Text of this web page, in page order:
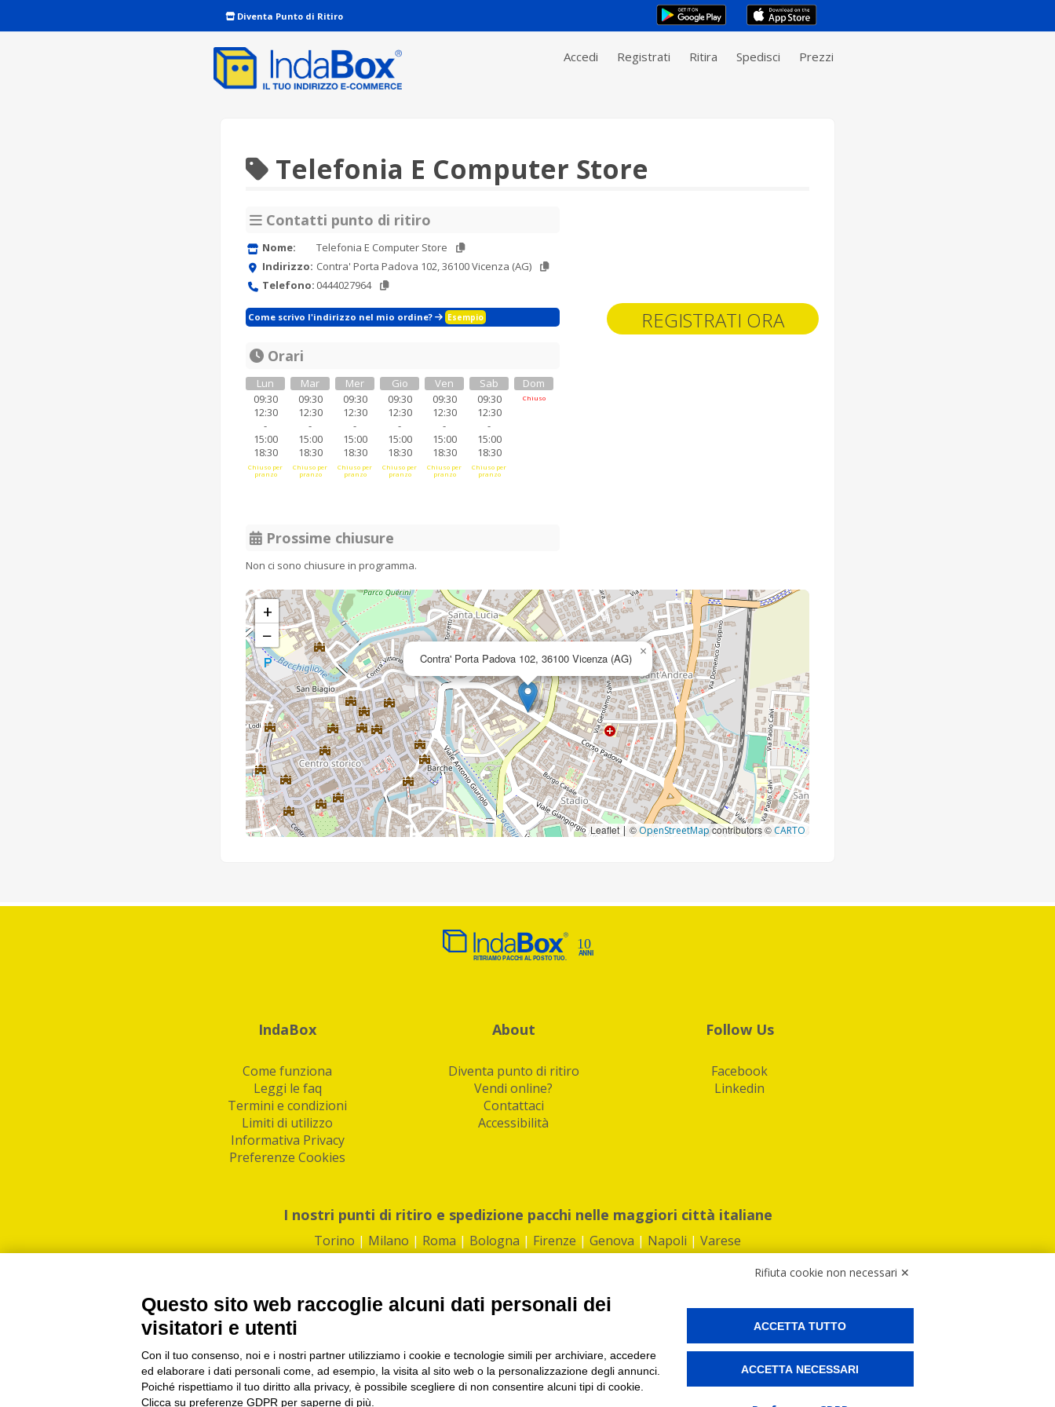
Diventa Punto di Ritiro
Accedi Registrati Ritira Spedisci Prezzi
REGISTRATI ORA
Telefonia E Computer Store
Contatti punto di ritiro
Nome:
Telefonia E Computer Store
Indirizzo: Contra' Porta Padova 102, 36100 Vicenza (AG)
Telefono: 0444027964
Come scrivo l'indirizzo nel mio ordine? Esempio
Orari
Lun
09:30
12:30
-
15:00
18:30
Chiuso per
pranzo
Mar
09:30
12:30
-
15:00
18:30
Chiuso per
pranzo
Mer
09:30
12:30
-
15:00
18:30
Chiuso per
pranzo
Gio
09:30
12:30
-
15:00
18:30
Chiuso per
pranzo
Ven
09:30
12:30
-
15:00
18:30
Chiuso per
pranzo
Sab
09:30
12:30
-
15:00
18:30
Chiuso per
pranzo
Dom
Chiuso
Prossime chiusure
Non ci sono chiusure in programma.
Contra' Porta Padova 102, 36100 Vicenza (AG) ×
+
−
Leaflet | ©OpenStreetMapcontributors ©CARTO
IndaBox
Come funziona
Leggi le faq
Termini e condizioni
Limiti di utilizzo
Informativa Privacy
Preferenze Cookies
About
Diventa punto di ritiro
Vendi online?
Contattaci
Accessibilità
Follow Us
Facebook
Linkedin
I nostri punti di ritiro e spedizione pacchi nelle maggiori città italiane
Torino | Milano | Roma | Bologna | Firenze | Genova | Napoli | Varese
PI/CF/N°Iscr.: 10821360012 | REA: RM 1494760 | Cap.Soc.: 50.000€ |Whistleblowing|Privacy|Preferenze Cookies
IndaBox | Oltre 11.500 punti di ritiro tra Bar, Tabaccai, Edicole e Kipoint per ritirare i tuoi acquisti online e spedire i tuoi pacchi.
Rifiuta cookie non necessari ✕
Questo sito web raccoglie alcuni dati personali dei
visitatori e utenti
Con il tuo consenso, noi e i nostri partner utilizziamo i cookie e tecnologie simili per archiviare, accedere
ed elaborare i dati personali come, ad esempio, la visita al sito web o la personalizzazione degli annunci.
Poiché rispettiamo il tuo diritto alla privacy, è possibile scegliere di non consentire alcuni tipi di cookie.
Clicca su preferenze GDPR per saperne di più.
ACCETTA TUTTO
ACCETTA NECESSARI